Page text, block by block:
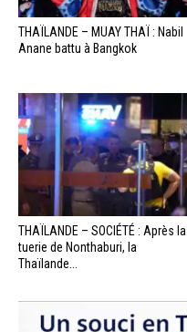
THAÏLANDE – MUAY THAÏ : Nabil
Anane battu à Bangkok
THAÏLANDE – SOCIÉTÉ : Après la
tuerie de Nonthaburi, la
Thaïlande...